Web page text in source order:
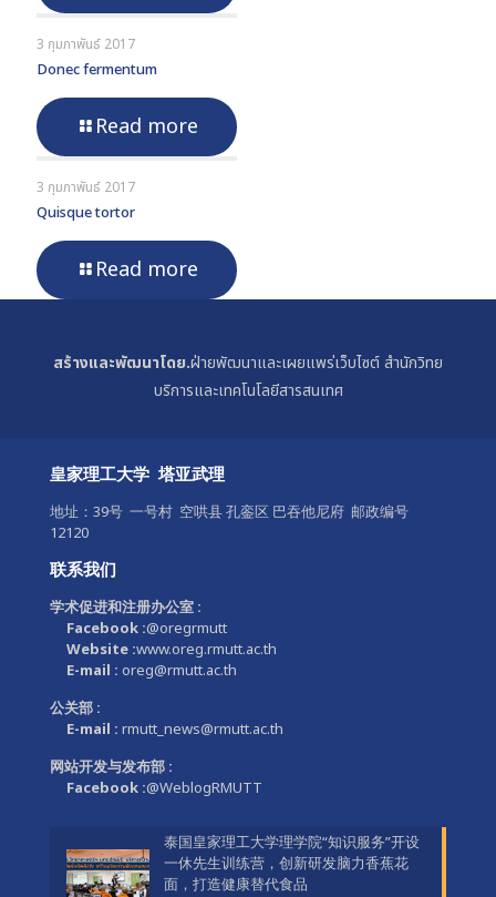
3 กุมภาพันธ์ 2017
Donec fermentum
Read more
3 กุมภาพันธ์ 2017
Quisque tortor
Read more
สร้างและพัฒนาโดย.ฝ่ายพัฒนาและเผยแพร่เว็บไซต์ สำนักวิทย
บริการและเทคโนโลยีสารสนเทศ
皇家理工大学 塔亚武理
地址：39号 一号村 空哄县 孔銮区 巴吞他尼府 邮政编号
12120
联系我们
学术促进和注册办公室 :
Facebook :@oregrmutt
Website :www.oreg.rmutt.ac.th
E-mail : oreg@rmutt.ac.th
公关部 :
E-mail : rmutt_news@rmutt.ac.th
网站开发与发布部 :
Facebook :@WeblogRMUTT
泰国皇家理工大学理学院“知识服务”开设
一休先生训练营，创新研发脑力香蕉花
面，打造健康替代食品